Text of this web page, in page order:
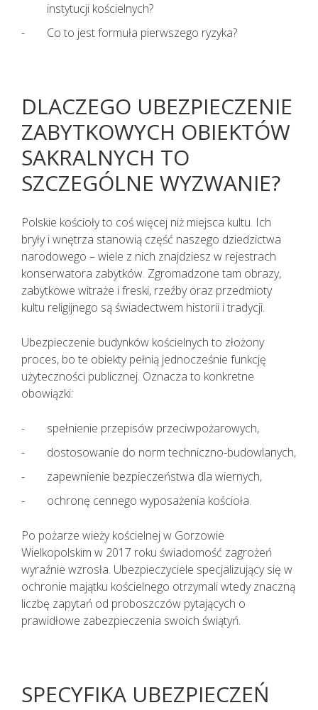
instytucji kościelnych?
Co to jest formuła pierwszego ryzyka?
DLACZEGO UBEZPIECZENIE
ZABYTKOWYCH OBIEKTÓW
SAKRALNYCH TO
SZCZEGÓLNE WYZWANIE?
Polskie kościoły to coś więcej niż miejsca kultu. Ich
bryły i wnętrza stanowią część naszego dziedzictwa
narodowego – wiele z nich znajdziesz w rejestrach
konserwatora zabytków. Zgromadzone tam obrazy,
zabytkowe witraże i freski, rzeźby oraz przedmioty
kultu religijnego są świadectwem historii i tradycji.
Ubezpieczenie budynków kościelnych to złożony
proces, bo te obiekty pełnią jednocześnie funkcję
użyteczności publicznej. Oznacza to konkretne
obowiązki:
spełnienie przepisów przeciwpożarowych,
dostosowanie do norm techniczno-budowlanych,
zapewnienie bezpieczeństwa dla wiernych,
ochronę cennego wyposażenia kościoła.
Po pożarze wieży kościelnej w Gorzowie
Wielkopolskim w 2017 roku świadomość zagrożeń
wyraźnie wzrosła. Ubezpieczyciele specjalizujący się w
ochronie majątku kościelnego otrzymali wtedy znaczną
liczbę zapytań od proboszczów pytających o
prawidłowe zabezpieczenia swoich świątyń.
SPECYFIKA UBEZPIECZEŃ